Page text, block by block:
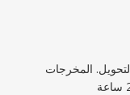
المخرجات